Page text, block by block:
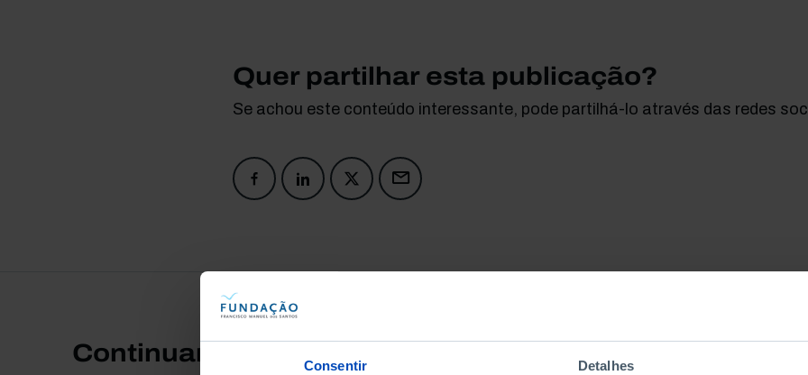
Consentir Detalhes
Quer partilhar esta publicação?
Se achou este conteúdo interessante, pode partilhá-lo através das redes
Continuar a pesquisar